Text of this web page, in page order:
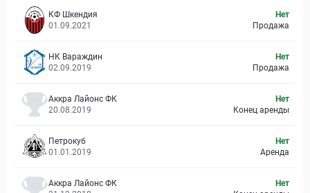
КФ Шкендия
01.09.2021
Нет
Продажа
НК Вараждин
02.09.2019
Нет
Продажа
Аккра Лайонс ФК
20.08.2019
Нет
Конец аренды
Петрокуб
01.01.2019
Нет
Аренда
Аккра Лайонс ФК
Нет